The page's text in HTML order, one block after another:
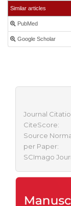
Similar articles
PubMed
Google Scholar
Journal
CiteScore:
Source
per Paper:
SCImago